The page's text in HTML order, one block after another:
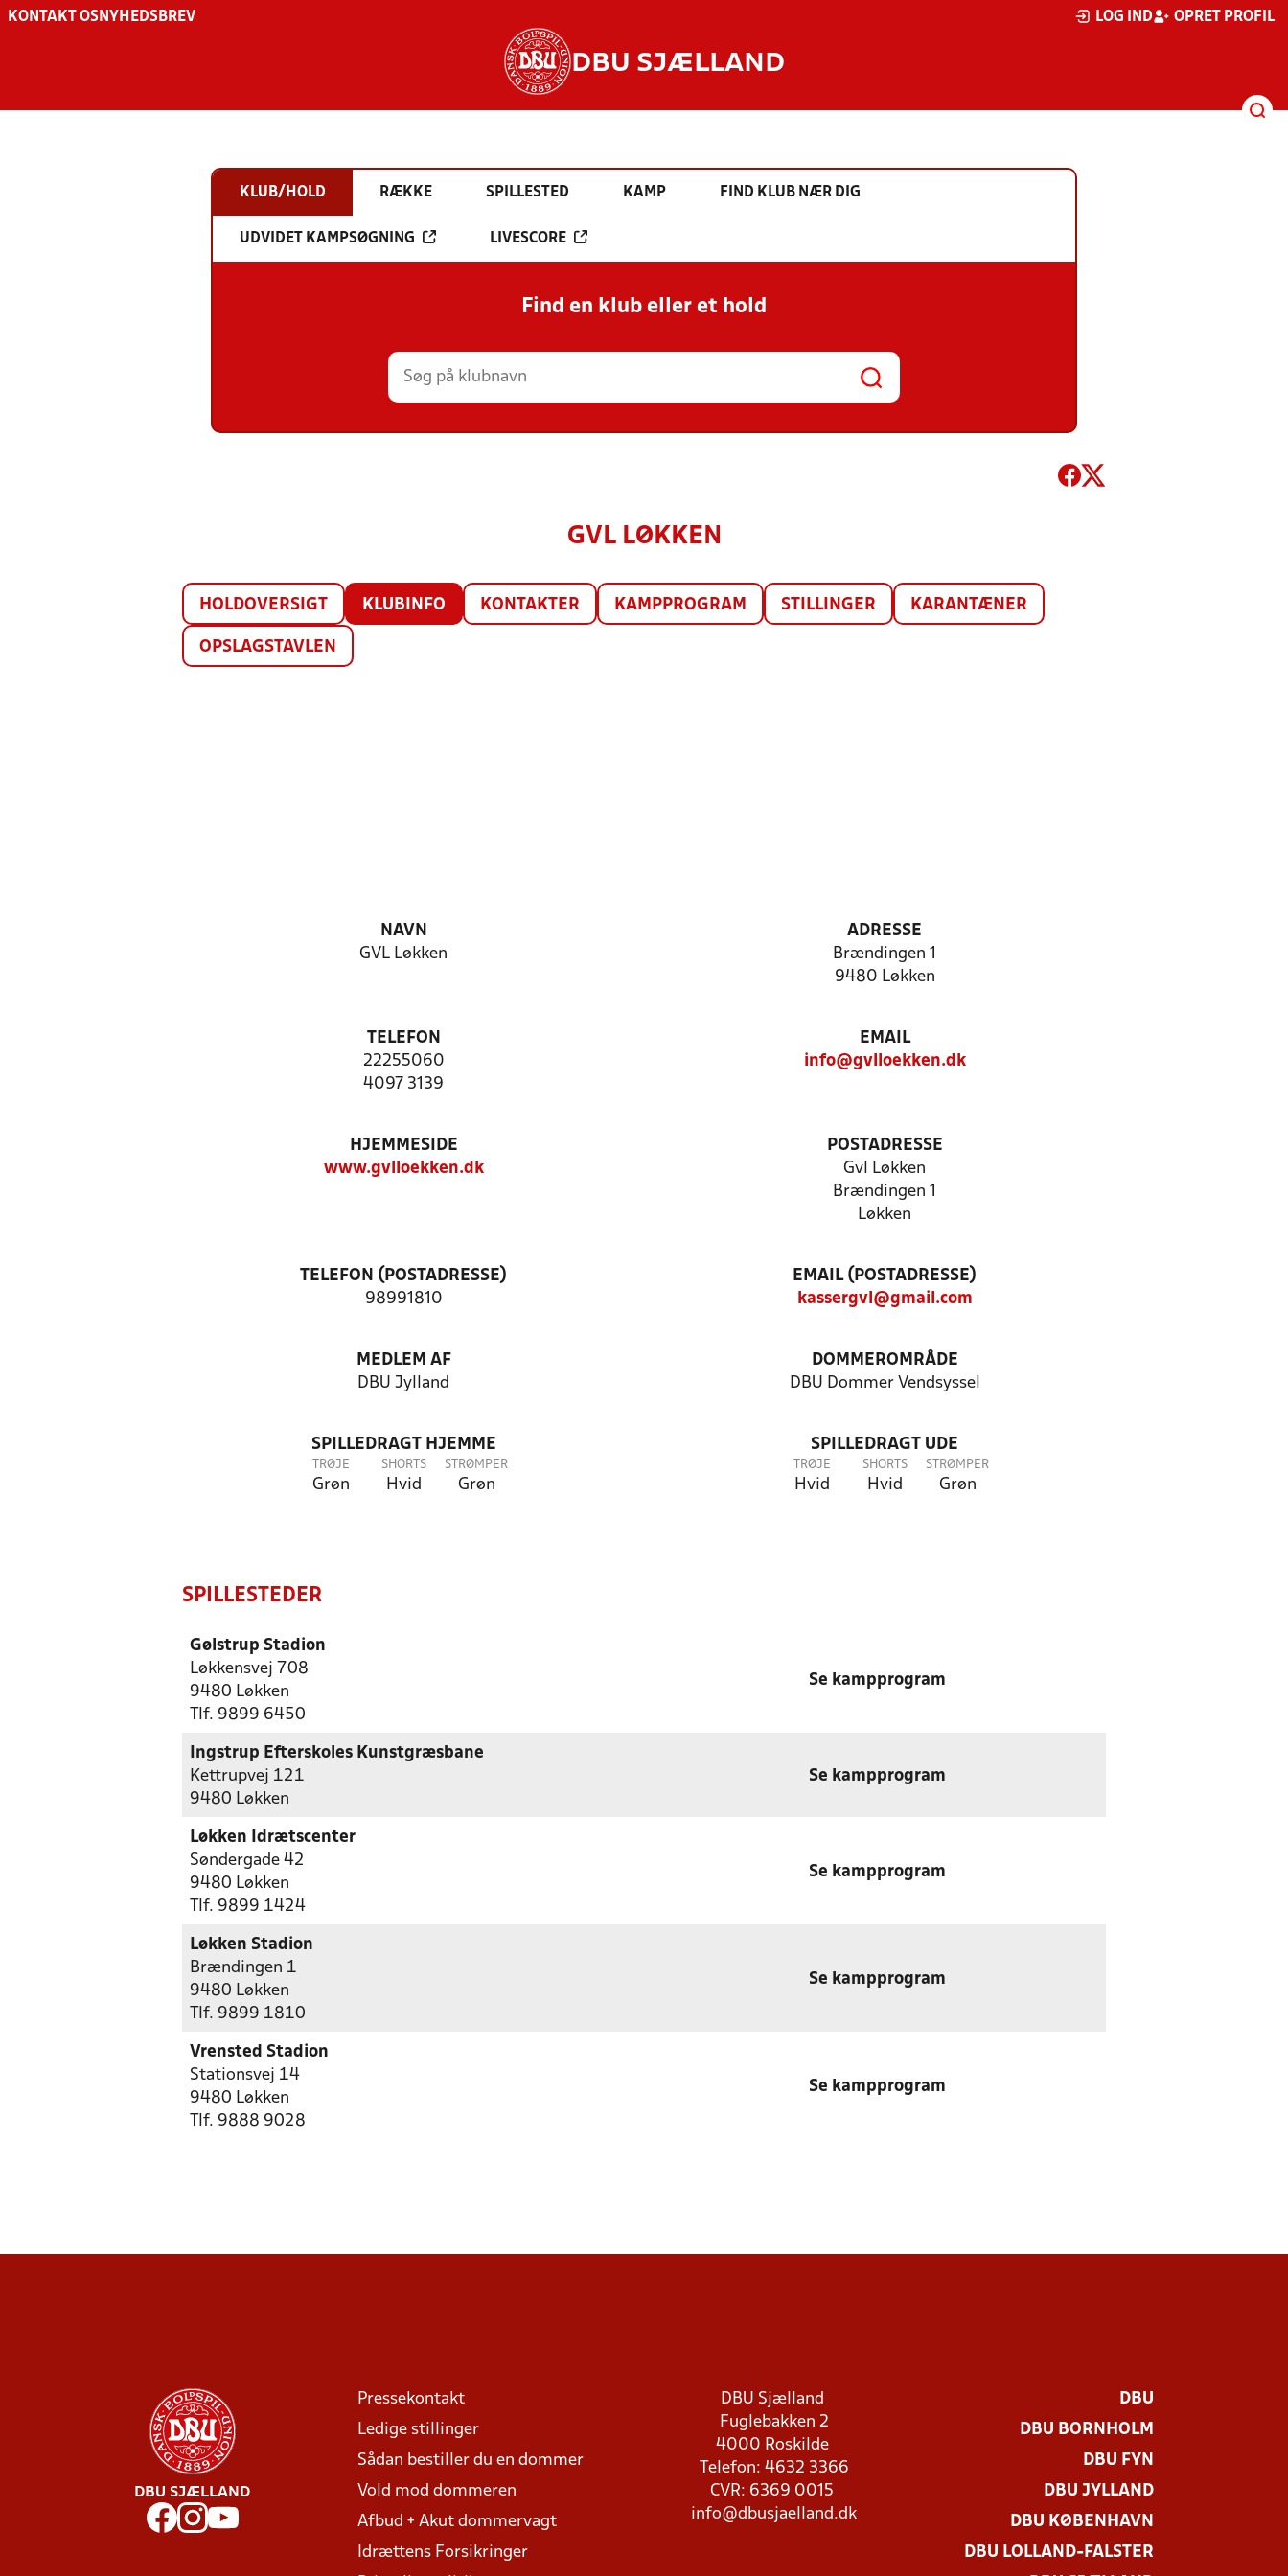
KONTAKT OS NYHEDSBREV LOG IND OPRET PROFIL
DBU SJÆLLAND
KLUB/HOLD RÆKKE SPILLESTED KAMP FIND KLUB NÆR DIG
UDVIDET KAMPSØGNING LIVESCORE
Find en klub eller et hold
GVL LØKKEN
HOLDOVERSIGT KLUBINFO KONTAKTER KAMPPROGRAM STILLINGER KARANTÆNER
OPSLAGSTAVLEN
NAVN
GVL Løkken
ADRESSE
Brændingen 1
9480 Løkken
TELEFON
22255060
4097 3139
EMAIL
info@gvlloekken.dk
HJEMMESIDE
www.gvlloekken.dk
POSTADRESSE
Gvl Løkken
Brændingen 1
Løkken
TELEFON (POSTADRESSE)
98991810
EMAIL (POSTADRESSE)
kassergvl@gmail.com
MEDLEM AF
DBU Jylland
DOMMEROMRÅDE
DBU Dommer Vendsyssel
SPILLEDRAGT HJEMME
TRØJE
Grøn
SHORTS
Hvid
STRØMPER
Grøn
SPILLEDRAGT UDE
TRØJE
Hvid
SHORTS
Hvid
STRØMPER
Grøn
SPILLESTEDER
Gølstrup Stadion
Løkkensvej 708
9480 Løkken
Tlf. 9899 6450
Se kampprogram
Ingstrup Efterskoles Kunstgræsbane
Kettrupvej 121
9480 Løkken
Se kampprogram
Løkken Idrætscenter
Søndergade 42
9480 Løkken
Tlf. 9899 1424
Se kampprogram
Løkken Stadion
Brændingen 1
9480 Løkken
Tlf. 9899 1810
Se kampprogram
Vrensted Stadion
Stationsvej 14
9480 Løkken
Tlf. 9888 9028
Se kampprogram
DBU SJÆLLAND
Pressekontakt
Ledige stillinger
Sådan bestiller du en dommer
Vold mod dommeren
Afbud + Akut dommervagt
Idrættens Forsikringer
DBU Sjælland
Fuglebakken 2
4000 Roskilde
Telefon: 4632 3366
CVR: 6369 0015
info@dbusjaelland.dk
DBU
DBU BORNHOLM
DBU FYN
DBU JYLLAND
DBU KØBENHAVN
DBU LOLLAND-FALSTER